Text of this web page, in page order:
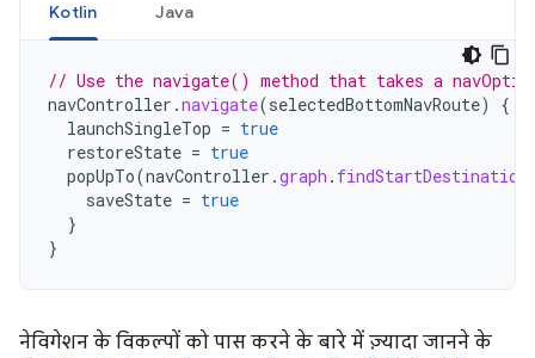
Kotlin Java
// Use the navigate() method that takes a
navController .navigate(selectedBottomNavRoute)
{
launchSingleTop = true
restoreState = true
popUpTo(navController .graph . findStartDestination
saveState = true
}
}
नेविगेशन के विकल्पों को पास करने के बारे में ज़्यादा जानने के